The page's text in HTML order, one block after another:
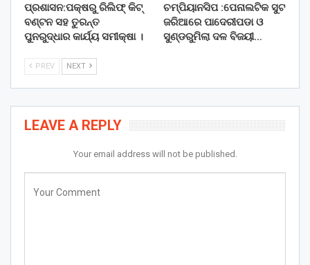
ପ୍ରଶାସନ:ପକ୍ଷରୁ ରିଲିଫ୍ କିଟ୍
ବଣ୍ଟନ ସହ ତୁରନ୍ତ
ପୁନରୁଦ୍ଧାର କାର୍ଯ୍ୟ ସମୀକ୍ଷା ।
ଚମ୍ପିୟାନସିପ :ପେନାଲଟିକ ସୁଟ
ଜରିଆରେ ପାଦେରୀପଡା ଓ
ସୁଣ୍ଡରୁମିଲା ଦଳ ବିଜୟୀ…
PREV NEXT
LEAVE A REPLY
Your email address will not be published.